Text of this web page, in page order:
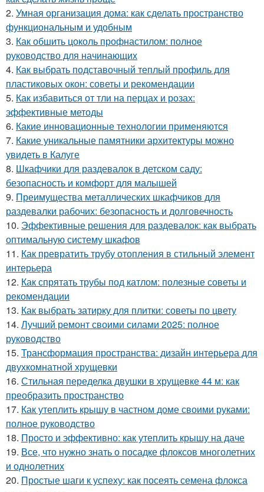
2. Умная организация дома: как сделать пространство
функциональным и удобным
3. Как обшить цоколь профнастилом: полное
руководство для начинающих
4. Как выбрать подставочный теплый профиль для
пластиковых окон: советы и рекомендации
5. Как избавиться от тли на перцах и розах:
эффективные методы
6. Какие инновационные технологии применяются
7. Какие уникальные памятники архитектуры можно
увидеть в Калуге
8. Шкафчики для раздевалок в детском саду:
безопасность и комфорт для малышей
9. Преимущества металлических шкафчиков для
раздевалки рабочих: безопасность и долговечность
10. Эффективные решения для раздевалок: как выбрать
оптимальную систему шкафов
11. Как превратить трубу отопления в стильный элемент
интерьера
12. Как спрятать трубы под катлом: полезные советы и
рекомендации
13. Как выбрать затирку для плитки: советы по цвету
14. Лучший ремонт своими силами 2025: полное
руководство
15. Трансформация пространства: дизайн интерьера для
двухкомнатной хрущевки
16. Стильная переделка двушки в хрущевке 44 м: как
преобразить пространство
17. Как утеплить крышу в частном доме своими руками:
полное руководство
18. Просто и эффективно: как утеплить крышу на даче
19. Все, что нужно знать о посадке флоксов многолетних
и однолетних
20. Простые шаги к успеху: как посеять семена флокса